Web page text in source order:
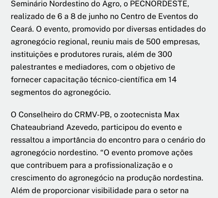
Seminário Nordestino do Agro, o PECNORDESTE,
realizado de 6 a 8 de junho no Centro de Eventos do
Ceará. O evento, promovido por diversas entidades do
agronegócio regional, reuniu mais de 500 empresas,
instituições e produtores rurais, além de 300
palestrantes e mediadores, com o objetivo de
fornecer capacitação técnico-científica em 14
segmentos do agronegócio.
O Conselheiro do CRMV-PB, o zootecnista Max
Chateaubriand Azevedo, participou do evento e
ressaltou a importância do encontro para o cenário do
agronegócio nordestino. “O evento promove ações
que contribuem para a profissionalização e o
crescimento do agronegócio na produção nordestina.
Além de proporcionar visibilidade para o setor na